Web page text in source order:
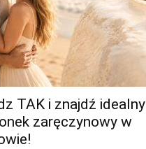
TAK i znajdź idealny
zaręczynowy w